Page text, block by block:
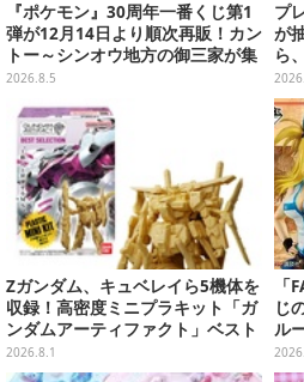
『ポケモン』30周年一番くじ第1
弾が12月14日より順次再販！カン
トー～シンオウ地方の御三家が集
まった時計、ぬいぐるみなど記念
2026.8.5
プ
が
ら
ま
Zガンダム、キュベレイら5機体を
収録！高密度ミニプラキット「ガ
ンダムアーティファクト」ベスト
セレクションが10月発売
2026.8.1
「
じ
ル